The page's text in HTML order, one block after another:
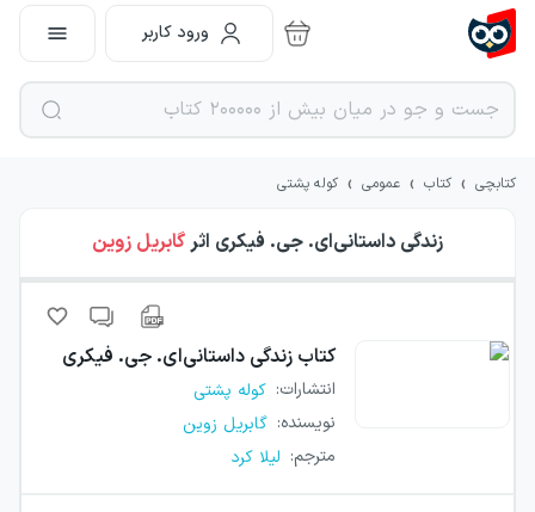
ورود کاربر
کتابچی › کتاب › عمومی › کوله پشتی
زندگی داستانی‌ای. جی. فیکری اثرگابریل زوین
کتاب زندگی داستانی‌ای. جی. فیکری
انتشارات: کوله پشتی
نویسنده: گابریل زوین
مترجم: لیلا کرد